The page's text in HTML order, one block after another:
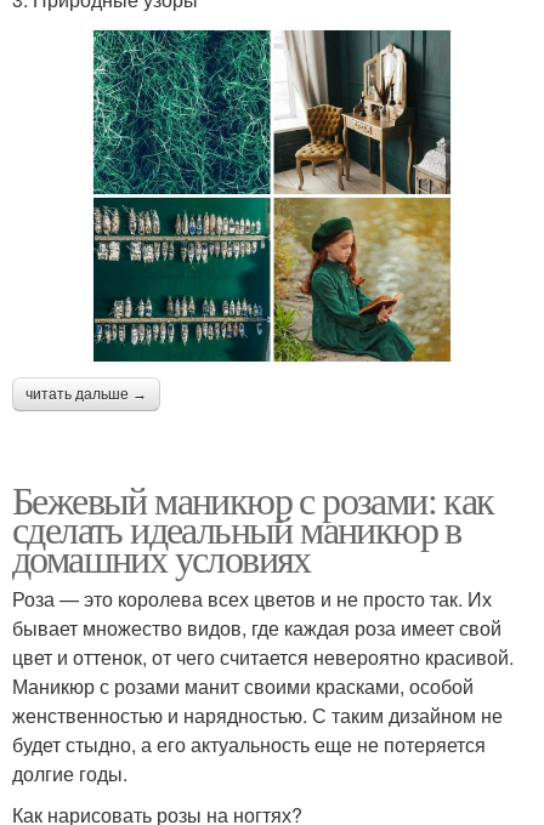
читать дальше →
Бежевый маникюр с розами: как
сделать идеальный маникюр в
домашних условиях
Роза — это королева всех цветов и не просто так. Их
бывает множество видов, где каждая роза имеет свой
цвет и оттенок, от чего считается невероятно красивой.
Маникюр с розами манит своими красками, особой
женственностью и нарядностью. С таким дизайном не
будет стыдно, а его актуальность еще не потеряется
долгие годы.
Как нарисовать розы на ногтях?